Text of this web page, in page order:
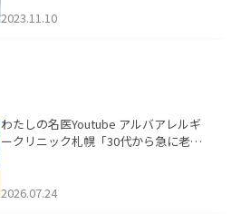
2023.11.10
わたしの名医Youtube アルバアレルギ
ークリニック札幌「30代から急に老け
た。
2026.07.24